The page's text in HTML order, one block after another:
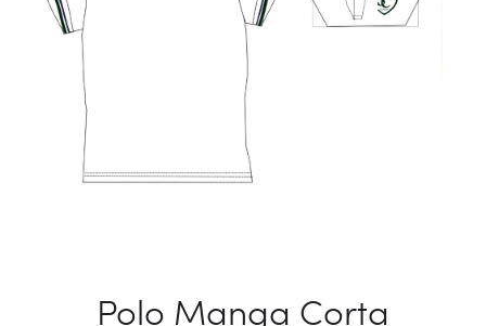
Polo Manga Corta